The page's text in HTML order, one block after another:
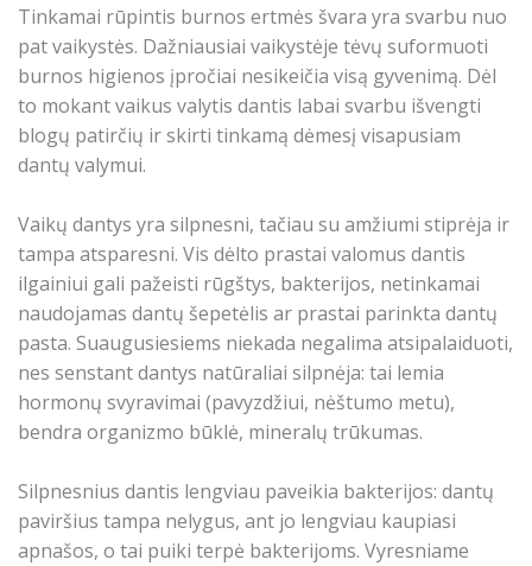
Tinkamai rūpintis burnos ertmės švara yra svarbu nuo
pat vaikystės. Dažniausiai vaikystėje tėvų suformuoti
burnos higienos įpročiai nesikeičia visą gyvenimą. Dėl
to mokant vaikus valytis dantis labai svarbu išvengti
blogų patirčių ir skirti tinkamą dėmesį visapusiam
dantų valymui.
Vaikų dantys yra silpnesni, tačiau su amžiumi stiprėja ir
tampa atsparesni. Vis dėlto prastai valomus dantis
ilgainiui gali pažeisti rūgštys, bakterijos, netinkamai
naudojamas dantų šepetėlis ar prastai parinkta dantų
pasta. Suaugusiesiems niekada negalima atsipalaiduoti,
nes senstant dantys natūraliai silpnėja: tai lemia
hormonų svyravimai (pavyzdžiui, nėštumo metu),
bendra organizmo būklė, mineralų trūkumas.
Silpnesnius dantis lengviau paveikia bakterijos: dantų
paviršius tampa nelygus, ant jo lengviau kaupiasi
apnašos, o tai puiki terpė bakterijoms. Vyresniame